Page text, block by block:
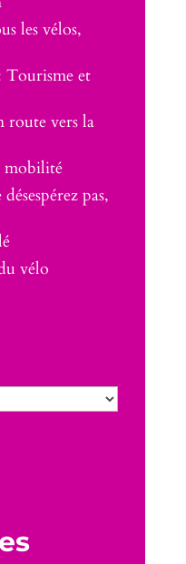
les vélos,
Tourisme et
route vers la
mobilité
pas,
vélo